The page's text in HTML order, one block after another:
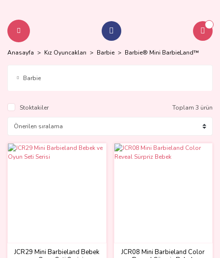
Anasayfa Kız Oyuncakları Barbie Barbie® Mini BarbieLand™
Barbie
Stoktakiler Toplam 3 ürün
JCR29 Mini Barbieland Bebek
JCR08 Mini Barbieland Color